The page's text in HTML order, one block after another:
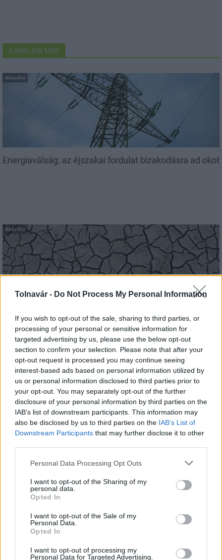
Tolnavár - Do Not Process My Personal Information
If you wish to opt-out of the sale, sharing to third parties, or
processing of your personal or sensitive information for
targeted advertising by us, please use the below opt-out
section to confirm your selection. Please note that after your
opt-out request is processed you may continue seeing
interest-based ads based on personal information utilized by
us or personal information disclosed to third parties prior to
your opt-out. You may separately opt-out of the further
disclosure of your personal information by third parties on the
IAB’s list of downstream participants. This information may
also be disclosed by us to third parties on the IAB’s List of
Downstream Participants that may further disclose it to other
Please note that this website/app uses one or more Google
not limited to your visit or usage behaviour. You may click to
grant or deny consent to Google and its third-party tags to
use your data for below specified purposes in below Google
consent section.
Personal Data Processing Opt Outs
I want to opt-out of the Sharing of my
personal data.
Opted In
I want to opt-out of the Sale of my
Personal Data.
Opted In
I want to opt-out of processing my
Personal Data for Targeted Advertising.
AJÁNLJUK MÉG
Aktuális
Energiaválság: az éjszakai fordulat bizakodásra ad okot
Aktuális
az utolsó turbina
Aktuális
Az atomerőmű egyetlen hatása a környezetre, hogy a
MAGYAR ÉPÍTŐK